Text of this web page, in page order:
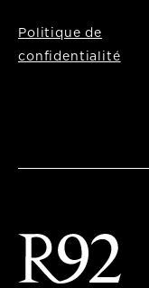
Politique de
confidentialité